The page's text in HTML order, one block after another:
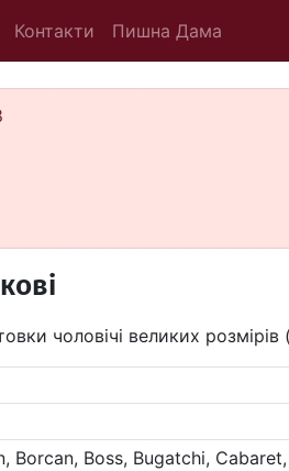
Контакти Пишна Дама
чоловічі великих
Boss, Bugatchi,